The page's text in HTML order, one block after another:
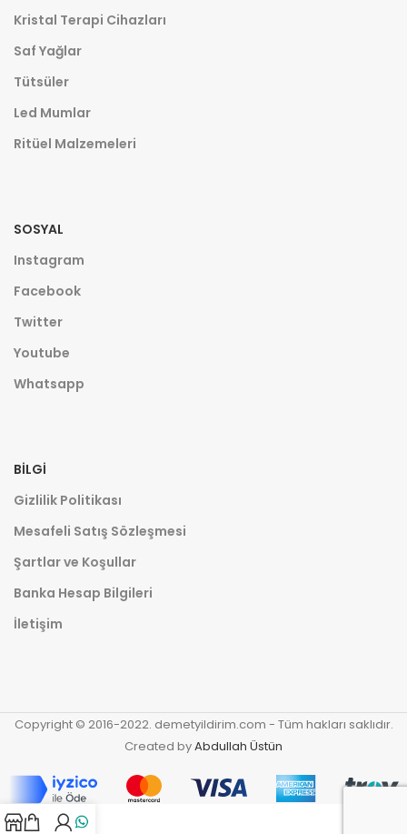
Kristal Terapi Cihazları
Saf Yağlar
Tütsüler
Led Mumlar
Ritüel Malzemeleri
SOSYAL
Instagram
Facebook
Twitter
Youtube
Whatsapp
BILGI
Gizlilik Politikası
Mesafeli Satış Sözleşmesi
Şartlar ve Koşullar
Banka Hesap Bilgileri
İletişim
Copyright © 2016-2022. demetyildirim.com - Tüm hakları saklıdır.
Created byAbdullah Üstün